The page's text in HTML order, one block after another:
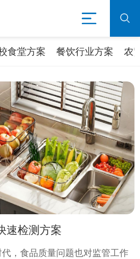
食堂方案 餐饮行业方案 农
速检测方案
，食品质量问题也对监管工作